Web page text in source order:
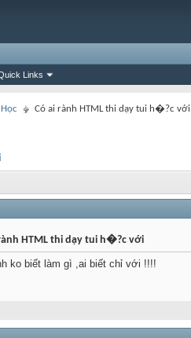
Links
Có ai rành HTML thi dạy tui h�?c với
HTML thi dạy tui h�?c với
ko biết làm gì ,ai biết chỉ với !!!!